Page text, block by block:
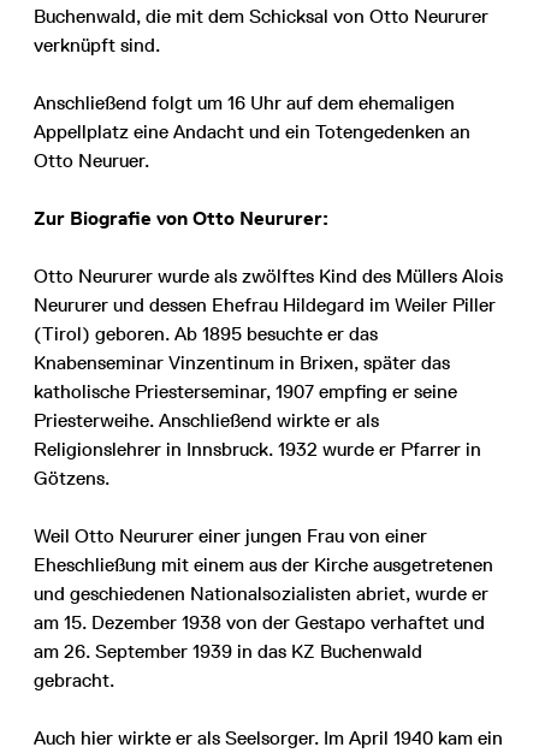
Buchenwald, die mit dem Schicksal von Otto Neururer
verknüpft sind.
Anschließend folgt um 16 Uhr auf dem ehemaligen
Appellplatz eine Andacht und ein Totengedenken an
Otto Neuruer.
Zur Biografie von Otto Neururer:
Otto Neururer wurde als zwölftes Kind des Müllers Alois
Neururer und dessen Ehefrau Hildegard im Weiler Piller
(Tirol) geboren. Ab 1895 besuchte er das
Knabenseminar Vinzentinum in Brixen, später das
katholische Priesterseminar, 1907 empfing er seine
Priesterweihe. Anschließend wirkte er als
Religionslehrer in Innsbruck. 1932 wurde er Pfarrer in
Götzens.
Weil Otto Neururer einer jungen Frau von einer
Eheschließung mit einem aus der Kirche ausgetretenen
und geschiedenen Nationalsozialisten abriet, wurde er
am 15. Dezember 1938 von der Gestapo verhaftet und
am 26. September 1939 in das KZ Buchenwald
gebracht.
Auch hier wirkte er als Seelsorger. Im April 1940 kam ein